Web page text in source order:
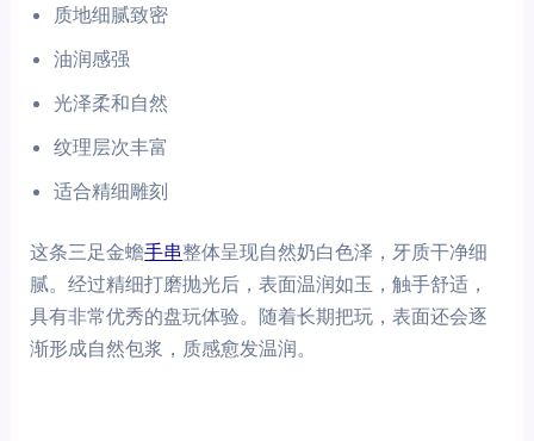
质地细腻致密
油润感强
光泽柔和自然
纹理层次丰富
适合精细雕刻
这条三足金蟾手串整体呈现自然奶白色泽，牙质干净细
腻。经过精细打磨抛光后，表面温润如玉，触手舒适，
具有非常优秀的盘玩体验。随着长期把玩，表面还会逐
渐形成自然包浆，质感愈发温润。